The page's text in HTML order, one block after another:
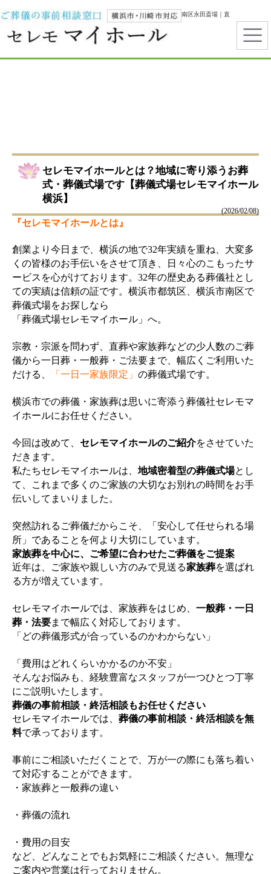
横浜市で葬儀・家族葬ならセレモマイホール｜都筑区センター南・南区永田斎場｜直
葬・一日葬・霊安室完備
セレモマイホールとは？地域に寄り添うお葬
式・葬儀式場です【葬儀式場セレモマイホール
横浜】
(2026/02/08)
『セレモマイホールとは』
創業より今日まで、横浜の地で32年実績を重ね、大変多
くの皆様のお手伝いをさせて頂き、日々心のこもったサ
ービスを心がけております。32年の歴史ある葬儀社とし
ての実績は信頼の証です。横浜市都筑区、横浜市南区で
葬儀式場をお探しなら
「葬儀式場セレモマイホール」へ。
宗教・宗派を問わず、直葬や家族葬などの少人数のご葬
儀から一日葬・一般葬・ご法要まで、幅広くご利用いた
だける、
「一日一家族限定」 の葬儀式場です。
横浜市での葬儀・家族葬は思いに寄添う葬儀社セレモマ
イホールにお任せください。
今回は改めて、 セレモマイホールのご紹介をさせていた
だきます。
私たちセレモマイホールは、 地域密着型の葬儀式場とし
て、これまで多くのご家族の大切なお別れの時間をお手
伝いしてまいりました。
突然訪れるご葬儀だからこそ、「安心して任せられる場
所」であることを何より大切にしています。
家族葬を中心に、ご希望に合わせたご葬儀をご提案
近年は、ご家族や親しい方のみで見送る家族葬を選ばれ
る方が増えています。
セレモマイホールでは、家族葬をはじめ、 一般葬・一日
葬・法要まで幅広く対応しております。
「どの葬儀形式が合っているのかわからない」
「費用はどれくらいかかるのか不安」
そんなお悩みも、経験豊富なスタッフが一つひとつ丁寧
にご説明いたします。
葬儀の事前相談・終活相談もお任せください
セレモマイホールでは、 葬儀の事前相談・終活相談を無
料で承っております。
事前にご相談いただくことで、万が一の際にも落ち着い
て対応することができます。
・家族葬と一般葬の違い
・葬儀の流れ
・費用の目安
など、どんなことでもお気軽にご相談ください。無理な
ご案内や営業は行っておりません。